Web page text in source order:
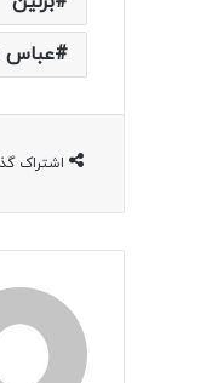
عباس
اشتراک